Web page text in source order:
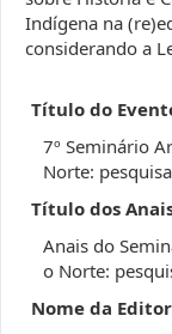
Indígena na
considerando a
Título do
7º Seminário
Norte:
Título dos
Anais do
o Norte:
Nome da